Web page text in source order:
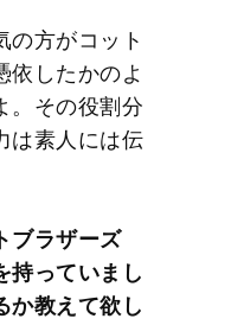
方がコット
依したかのよ
。その役割分
は素人には伝
ブラザーズ
持っていまし
か教えて欲し